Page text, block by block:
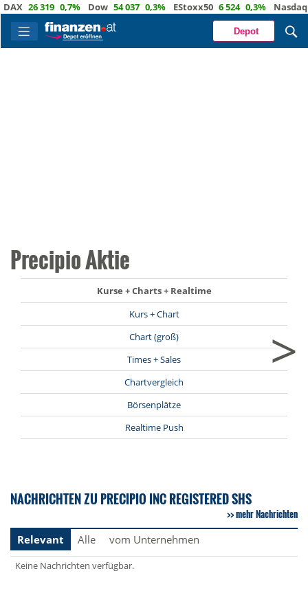
26 319 0,7% Dow 54 037 0,3% EStoxx50 6 524 0,3% Nasdaq 29
Depot
Precipio Aktie
Kurse + Charts + Realtime
Kurs + Chart
Chart (groß)
Times + Sales
Chartvergleich
Börsenplätze
Realtime Push
>
NACHRICHTEN ZU PRECIPIO INC REGISTERED SHS
mehr Nachrichten
Relevant
Alle vom Unternehmen
Keine Nachrichten verfügbar.